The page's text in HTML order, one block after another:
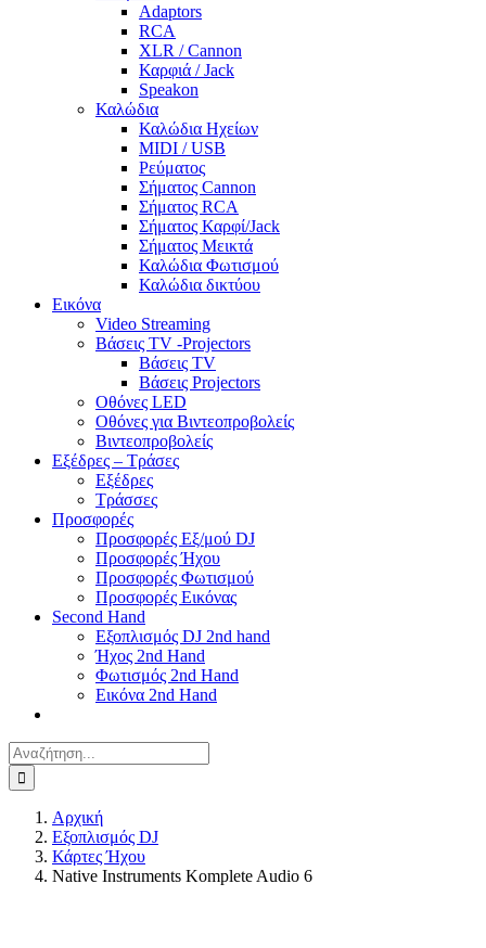
Adaptors
RCA
XLR / Cannon
Καρφιά / Jack
Speakon
Καλώδια
Καλώδια Ηχείων
MIDI / USB
Ρεύματος
Σήματος Cannon
Σήματος RCA
Σήματος Καρφί/Jack
Σήματος Μεικτά
Καλώδια Φωτισμού
Καλώδια δικτύου
Εικόνα
Video Streaming
Βάσεις TV -Projectors
Βάσεις TV
Βάσεις Projectors
Οθόνες LED
Οθόνες για Βιντεοπροβολείς
Βιντεοπροβολείς
Εξέδρες – Τράσες
Εξέδρες
Τράσσες
Προσφορές
Προσφορές Εξ/μού DJ
Προσφορές Ήχου
Προσφορές Φωτισμού
Προσφορές Εικόνας
Second Hand
Εξοπλισμός DJ 2nd hand
Ήχος 2nd Hand
Φωτισμός 2nd Hand
Εικόνα 2nd Hand
Αναζήτηση
για:
Αρχική
Εξοπλισμός DJ
Κάρτες Ήχου
Native Instruments Komplete Audio 6